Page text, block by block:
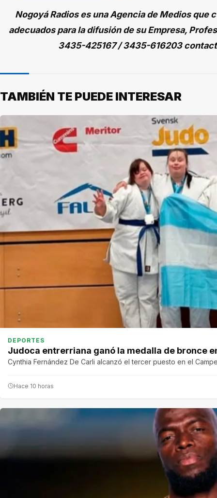
Nogoyá Radios es una Agencia de Medios
adecuados para la difusión de su Empresa,
3435-425167 / 3435-616203
TAMBIÉN TE PUEDE INTERESAR
DEPORTES
Judoca entrerriana ganó la medalla de bronce
Cynthia Fernández De Carli alcanzó el tercer puesto en el
Hace 10 horas